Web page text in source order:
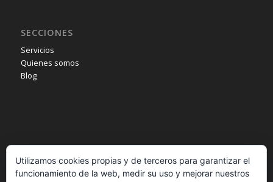
SECCIONES
Servicios
Quienes somos
Blog
Aviso legal
Utilizamos cookies propias y de terceros para garantizar el
funcionamiento de la web, medir su uso y mejorar nuestros